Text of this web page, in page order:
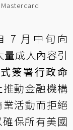
Mastercard
7 月中旬向
成人內容引
簽署行政命
推動金融機構
活動而拒絕
保所有美國